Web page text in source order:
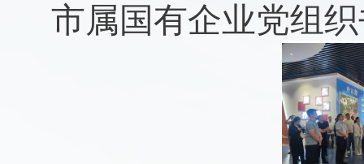
市属国有企业党组